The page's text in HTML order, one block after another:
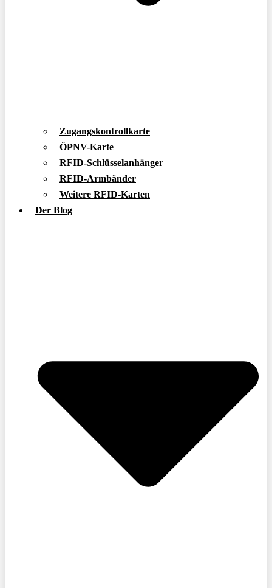
Zugangskontrollkarte
ÖPNV-Karte
RFID-Schlüsselanhänger
RFID-Armbänder
Weitere RFID-Karten
Der Blog